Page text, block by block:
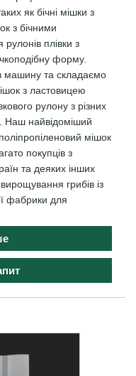
як бічні мішки з
з бічними
плівки з
форму.
машину та складаємо
з ластовицею
рулону з різних
Наш найвідоміший
мішок
покупців з
та деяких інших
грибів із
фабрики для